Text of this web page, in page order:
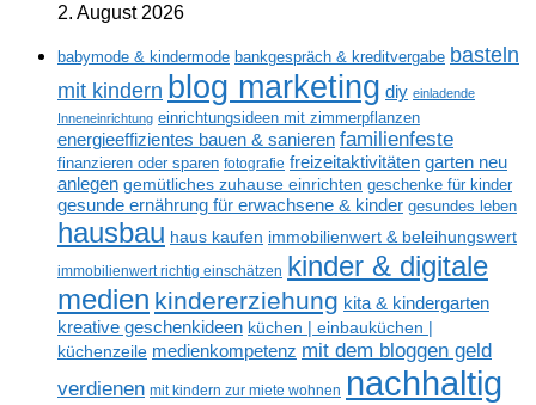
2. August 2026
babymode & kindermode bankgespräch & kreditvergabe basteln
mit kindern blog marketing diy einladende
Inneneinrichtung einrichtungsideen mit zimmerpflanzen
energieeffizientes bauen & sanieren familienfeste
finanzieren oder sparen fotografie freizeitaktivitäten garten neu
anlegen gemütliches zuhause einrichten geschenke für kinder
gesunde ernährung für erwachsene & kinder gesundes leben
hausbau haus kaufen immobilienwert & beleihungswert
immobilienwert richtig einschätzen kinder & digitale
medien kindererziehung kita & kindergarten
kreative geschenkideen küchen | einbauküchen |
küchenzeile medienkompetenz mit dem bloggen geld
verdienen mit kindern zur miete wohnen nachhaltig